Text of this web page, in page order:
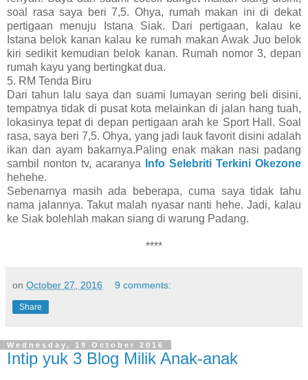
soal rasa saya beri 7,5. Ohya, rumah makan ini di dekat
pertigaan menuju Istana Siak. Dari pertigaan, kalau ke
Istana belok kanan kalau ke rumah makan Awak Juo belok
kiri sedikit kemudian belok kanan. Rumah nomor 3, depan
rumah kayu yang bertingkat dua.
5. RM Tenda Biru
Dari tahun lalu saya dan suami lumayan sering beli disini,
tempatnya tidak di pusat kota melainkan di jalan hang tuah,
lokasinya tepat di depan pertigaan arah ke Sport Hall. Soal
rasa, saya beri 7,5. Ohya, yang jadi lauk favorit disini adalah
ikan dan ayam bakarnya.Paling enak makan nasi padang
sambil nonton tv, acaranya
Info Selebriti Terkini Okezone
hehehe.
Sebenarnya masih ada beberapa, cuma saya tidak tahu
nama jalannya. Takut malah nyasar nanti hehe. Jadi, kalau
ke Siak bolehlah makan siang di warung Padang.
****
on October 27, 2016 9 comments:
Share
Wednesday, 19 October 2016
Intip yuk 3 Blog Milik Anak-anak